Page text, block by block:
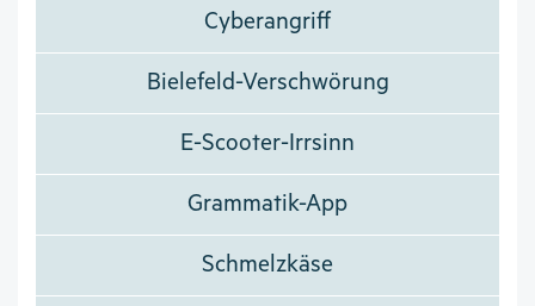
Cyberangriff
Bielefeld-Verschwörung
E-Scooter-Irrsinn
Grammatik-App
Schmelzkäse